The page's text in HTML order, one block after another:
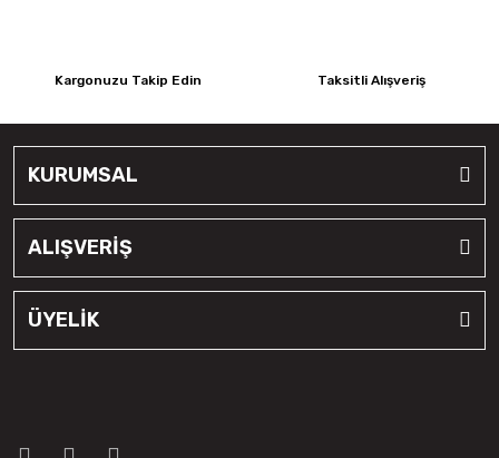
Kargonuzu Takip Edin Taksitli Alışveriş
KURUMSAL
ALIŞVERİŞ
ÜYELİK